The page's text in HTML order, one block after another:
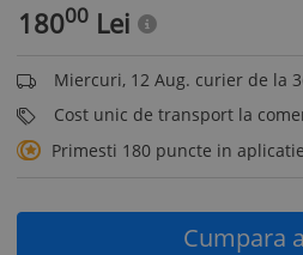
18000 Lei
Miercuri, 12 Aug. curier de la
Cost unic de transport la
Primesti 180 puncte in aplicatie
Cumpara